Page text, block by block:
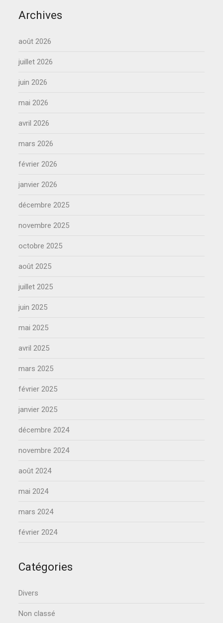
Archives
août 2026
juillet 2026
juin 2026
mai 2026
avril 2026
mars 2026
février 2026
janvier 2026
décembre 2025
novembre 2025
octobre 2025
août 2025
juillet 2025
juin 2025
mai 2025
avril 2025
mars 2025
février 2025
janvier 2025
décembre 2024
novembre 2024
août 2024
mai 2024
mars 2024
février 2024
Catégories
Divers
Non classé